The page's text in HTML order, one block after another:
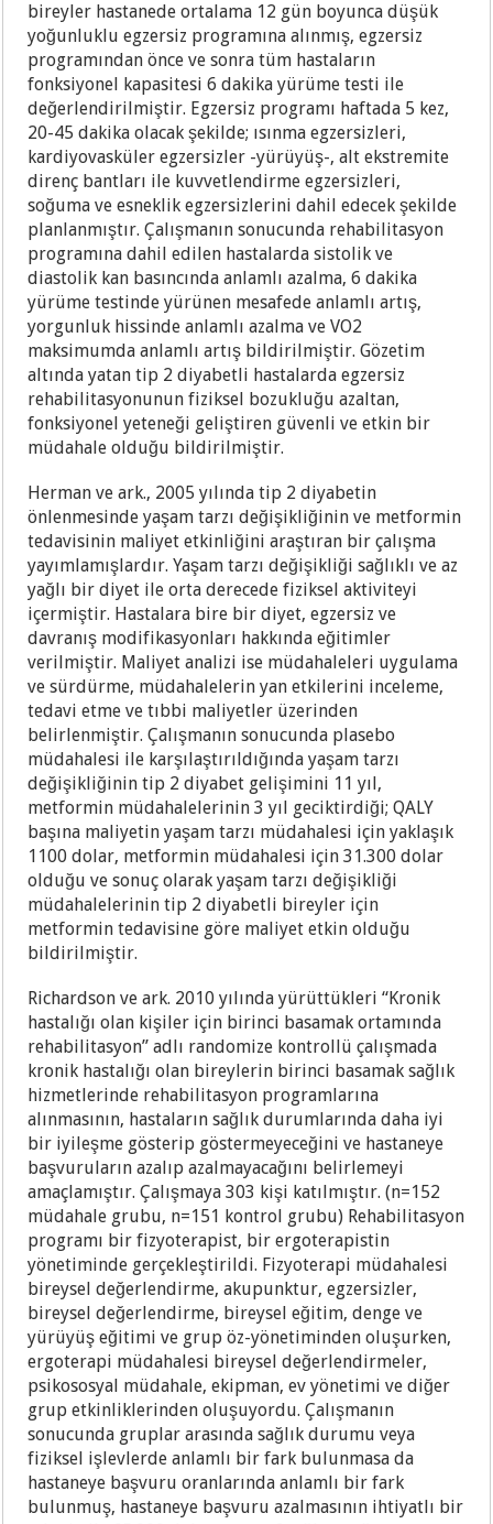
bireyler hastanede ortalama 12 gün boyunca düşük
yoğunluklu egzersiz programına alınmış, egzersiz
programından önce ve sonra tüm hastaların
fonksiyonel kapasitesi 6 dakika yürüme testi ile
değerlendirilmiştir. Egzersiz programı haftada 5 kez,
20-45 dakika olacak şekilde; ısınma egzersizleri,
kardiyovasküler egzersizler -yürüyüş-, alt ekstremite
direnç bantları ile kuvvetlendirme egzersizleri,
soğuma ve esneklik egzersizlerini dahil edecek şekilde
planlanmıştır. Çalışmanın sonucunda rehabilitasyon
programına dahil edilen hastalarda sistolik ve
diastolik kan basıncında anlamlı azalma, 6 dakika
yürüme testinde yürünen mesafede anlamlı artış,
yorgunluk hissinde anlamlı azalma ve VO2
maksimumda anlamlı artış bildirilmiştir. Gözetim
altında yatan tip 2 diyabetli hastalarda egzersiz
rehabilitasyonunun fiziksel bozukluğu azaltan,
fonksiyonel yeteneği geliştiren güvenli ve etkin bir
müdahale olduğu bildirilmiştir.
Herman ve ark., 2005 yılında tip 2 diyabetin
önlenmesinde yaşam tarzı değişikliğinin ve metformin
tedavisinin maliyet etkinliğini araştıran bir çalışma
yayımlamışlardır. Yaşam tarzı değişikliği sağlıklı ve az
yağlı bir diyet ile orta derecede fiziksel aktiviteyi
içermiştir. Hastalara bire bir diyet, egzersiz ve
davranış modifikasyonları hakkında eğitimler
verilmiştir. Maliyet analizi ise müdahaleleri uygulama
ve sürdürme, müdahalelerin yan etkilerini inceleme,
tedavi etme ve tıbbi maliyetler üzerinden
belirlenmiştir. Çalışmanın sonucunda plasebo
müdahalesi ile karşılaştırıldığında yaşam tarzı
değişikliğinin tip 2 diyabet gelişimini 11 yıl,
metformin müdahalelerinin 3 yıl geciktirdiği; QALY
başına maliyetin yaşam tarzı müdahalesi için yaklaşık
1100 dolar, metformin müdahalesi için 31.300 dolar
olduğu ve sonuç olarak yaşam tarzı değişikliği
müdahalelerinin tip 2 diyabetli bireyler için
metformin tedavisine göre maliyet etkin olduğu
bildirilmiştir.
Richardson ve ark. 2010 yılında yürüttükleri “Kronik
hastalığı olan kişiler için birinci basamak ortamında
rehabilitasyon” adlı randomize kontrollü çalışmada
kronik hastalığı olan bireylerin birinci basamak sağlık
hizmetlerinde rehabilitasyon programlarına
alınmasının, hastaların sağlık durumlarında daha iyi
bir iyileşme gösterip göstermeyeceğini ve hastaneye
başvuruların azalıp azalmayacağını belirlemeyi
amaçlamıştır. Çalışmaya 303 kişi katılmıştır. (n=152
müdahale grubu, n=151 kontrol grubu) Rehabilitasyon
programı bir fizyoterapist, bir ergoterapistin
yönetiminde gerçekleştirildi. Fizyoterapi müdahalesi
bireysel değerlendirme, akupunktur, egzersizler,
bireysel değerlendirme, bireysel eğitim, denge ve
yürüyüş eğitimi ve grup öz-yönetiminden oluşurken,
ergoterapi müdahalesi bireysel değerlendirmeler,
psikososyal müdahale, ekipman, ev yönetimi ve diğer
grup etkinliklerinden oluşuyordu. Çalışmanın
sonucunda gruplar arasında sağlık durumu veya
fiziksel işlevlerde anlamlı bir fark bulunmasa da
hastaneye başvuru oranlarında anlamlı bir fark
bulunmuş, hastaneye başvuru azalmasının ihtiyatlı bir